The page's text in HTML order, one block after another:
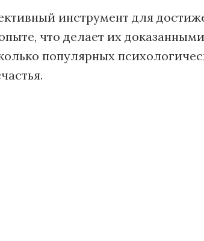
инструмент для
что делает их
популярных